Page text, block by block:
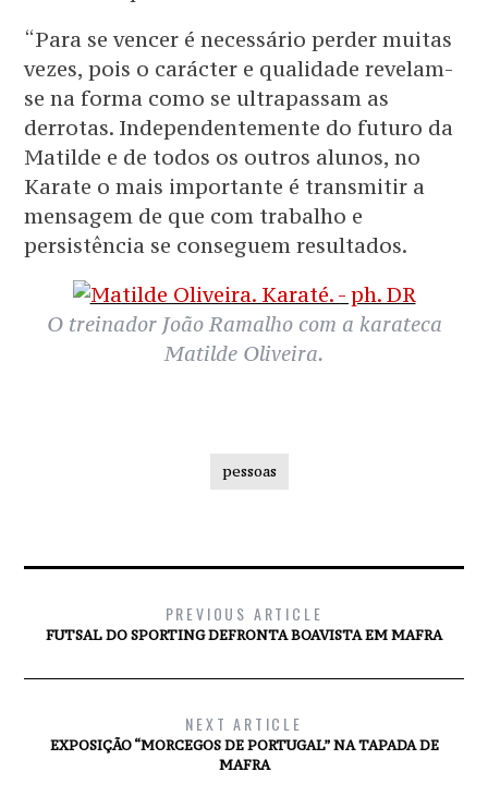
“Para se vencer é necessário perder muitas
vezes, pois o carácter e qualidade revelam-
se na forma como se ultrapassam as
derrotas. Independentemente do futuro da
Matilde e de todos os outros alunos, no
Karate o mais importante é transmitir a
mensagem de que com trabalho e
persistência se conseguem resultados.
O treinador João Ramalho com a karateca
Matilde Oliveira.
pessoas
PREVIOUS ARTICLE
FUTSAL DO SPORTING DEFRONTA BOAVISTA EM MAFRA
NEXT ARTICLE
EXPOSIÇÃO “MORCEGOS DE PORTUGAL” NA TAPADA DE
MAFRA